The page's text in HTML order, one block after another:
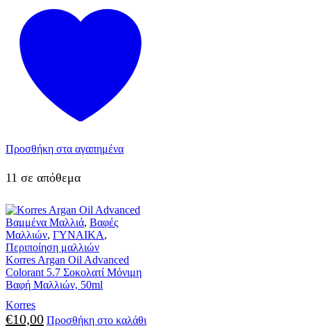
Προσθήκη στα αγαπημένα
11 σε απόθεμα
Βαμμένα Μαλλιά, Βαφές
Μαλλιών, ΓΥΝΑΙΚΑ,
Περιποίηση μαλλιών
Korres Argan Oil Advanced
Colorant 5.7 Σοκολατί Μόνιμη
Βαφή Μαλλιών, 50ml
Korres
€10,00 Προσθήκη στο καλάθι